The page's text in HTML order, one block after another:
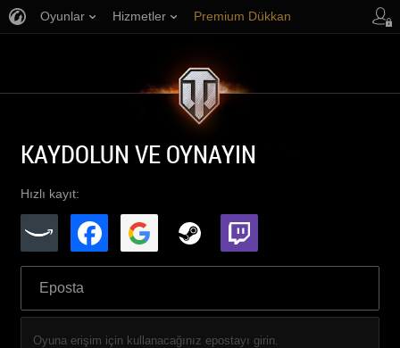
Oyunlar Hizmetler Premium Dükkan
KAYDOLUN VE OYNAYIN
Hızlı kayıt:
Oyuna erişim için kullanacağınız epostayı girin.